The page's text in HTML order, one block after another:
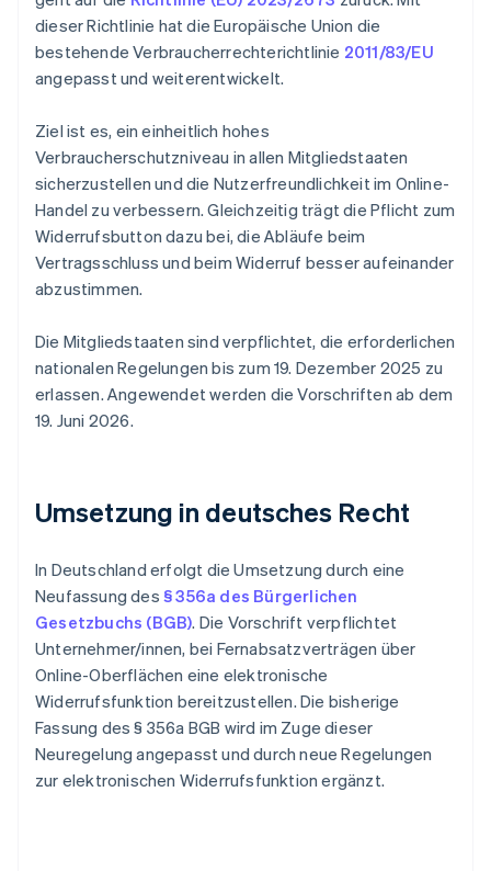
dieser Richtlinie hat die Europäische Union die
bestehende Verbraucherrechterichtlinie 2011/83/EU
angepasst und weiterentwickelt.
Ziel ist es, ein einheitlich hohes
Verbraucherschutzniveau in allen Mitgliedstaaten
sicherzustellen und die Nutzerfreundlichkeit im Online-
Handel zu verbessern. Gleichzeitig trägt die Pflicht zum
Widerrufsbutton dazu bei, die Abläufe beim
Vertragsschluss und beim Widerruf besser aufeinander
abzustimmen.
Die Mitgliedstaaten sind verpflichtet, die erforderlichen
nationalen Regelungen bis zum 19. Dezember 2025 zu
erlassen. Angewendet werden die Vorschriften ab dem
19. Juni 2026.
Umsetzung in deutsches Recht
In Deutschland erfolgt die Umsetzung durch eine
Neufassung des § 356a des Bürgerlichen
Gesetzbuchs (BGB). Die Vorschrift verpflichtet
Unternehmer/innen, bei Fernabsatzverträgen über
Online-Oberflächen eine elektronische
Widerrufsfunktion bereitzustellen. Die bisherige
Fassung des § 356a BGB wird im Zuge dieser
Neuregelung angepasst und durch neue Regelungen
zur elektronischen Widerrufsfunktion ergänzt.